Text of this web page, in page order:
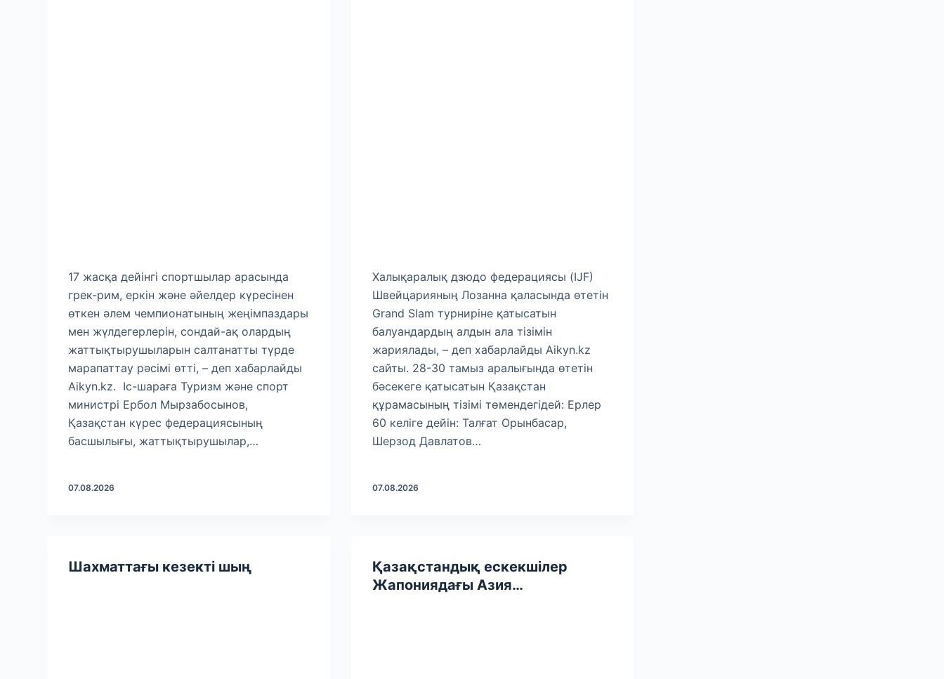
17 жасқа дейінгі спортшылар арасында
грек-рим, еркін және әйелдер күресінен
өткен әлем чемпионатының жеңімпаздары
мен жүлдегерлерін, сондай-ақ олардың
жаттықтырушыларын салтанатты түрде
марапаттау рәсімі өтті, – деп хабарлайды
Aikyn.kz. Іс-шараға Туризм және спорт
министрі Ербол Мырзабосынов,
Қазақстан күрес федерациясының
басшылығы, жаттықтырушылар,…
07.08.2026
Халықаралық дзюдо федерациясы (IJF)
Швейцарияның Лозанна қаласында өтетін
Grand Slam турниріне қатысатын
балуандардың алдын ала тізімін
жариялады, – деп хабарлайды Aikyn.kz
сайты. 28-30 тамыз аралығында өтетін
бәсекеге қатысатын Қазақстан
құрамасының тізімі төмендегідей: Ерлер
60 келіге дейін: Талғат Орынбасар,
Шерзод Давлатов…
07.08.2026
Шахматтағы кезекті шың
Қазақстандық ескекшілер
Жапониядағы Азия